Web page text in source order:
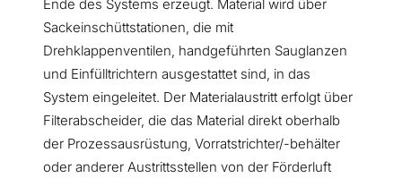
Ende des Systems erzeugt. Material wird über
Sackeinschüttstationen, die mit
Drehklappenventilen, handgeführten Sauglanzen
und Einfülltrichtern ausgestattet sind, in das
System eingeleitet. Der Materialaustritt erfolgt über
Filterabscheider, die das Material direkt oberhalb
der Prozessausrüstung, Vorratstrichter/-behälter
oder anderer Austrittsstellen von der Förderluft